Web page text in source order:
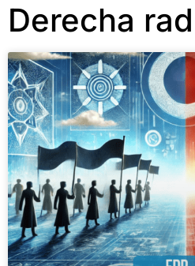
Derecha